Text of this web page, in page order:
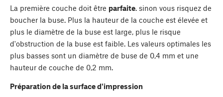
La première couche doit être parfaite. sinon vous risquez de
boucher la buse. Plus la hauteur de la couche est élevée et
plus le diamètre de la buse est large, plus le risque
d'obstruction de la buse est faible. Les valeurs optimales les
plus basses sont un diamètre de buse de 0,4 mm et une
hauteur de couche de 0,2 mm.
Préparation de la surface d'impression